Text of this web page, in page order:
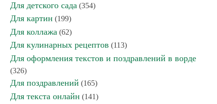
Для детского сада (354)
Для картин (199)
Для коллажа (62)
Для кулинарных рецептов (113)
Для оформления текстов и поздравлений в ворде
(326)
Для поздравлений (165)
Для текста онлайн (141)